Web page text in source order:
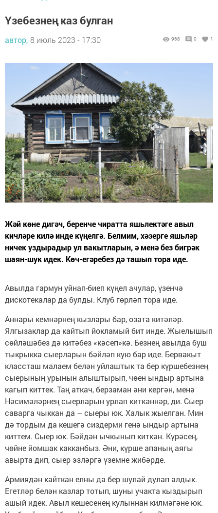
Үзебезнең каз булган
автор, 8 июль 2023 - 17:30 968 0 1
Жәй көне дигәч, беренче чиратта яшьлектәге авыл
кичләре килә инде күңелгә. Белмим, хәзерге яшьләр
ничек уздырадыр ул вакытларын, ә менә без бигрәк
шаян-шук идек. Көч-егәребез дә ташып тора иде.
Авылда гармун уйнап-биеп күңел ачулар, үзенчә
дискотекалар да булды. Клуб гөрләп тора иде.
Аннары кемнәрнең кызлары бар, озата китәләр.
Ялгызаклар да кайтып йокламый бит инде. Жыелышып
сөйләшәбез дә китәбез «кәсеп»кә. Безнең авылда буш
тыкрыкка сыерларын бәйләп кую бар иде. Бервакыт
классташ малаем белән уйлаштык та бер күршебезнең
сыерының урынын алыштырып, чөен ындыр артына
кагып киттек. Таң аткач, берзаман әни кергән, менә
Нәсимәләрнең сыерларын урлап киткәннәр, ди. Сыер
саварга чыккан да – сыеры юк. Халык жыелган. Мин
дә тордым да кешегә сиздерми генә ындыр артына
киттем. Сыер юк. Бәйдән ычкынып киткән. Күрәсең,
чөйне йомшак какканбыз. Әни, күрше апаның аягы
авырта дип, сыер эзләргә үземне жибәрде.
Армиядән кайткан елны да бер шулай дулап алдык.
Егетләр белән казлар тотып, шуны учакта кыздырып
ашый идек. Авыл кешесенең кулыннан килмәгәне юк.